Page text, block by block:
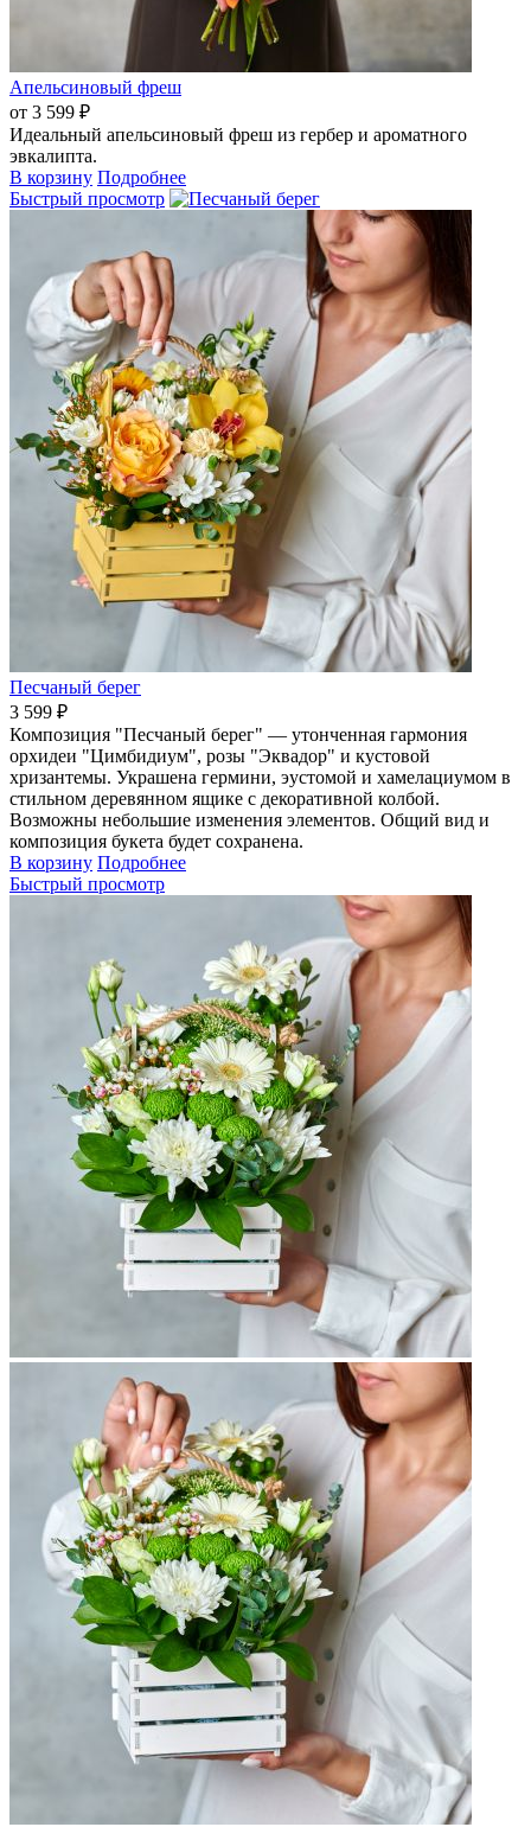
Апельсиновый фреш
от 3 599 ₽
Идеальный апельсиновый фреш из гербер и ароматного
эвкалипта.
В корзину Подробнее
Быстрый просмотр
Песчаный берег
3 599 ₽
Композиция "Песчаный берег" — утонченная гармония
орхидеи "Цимбидиум", розы "Эквадор" и кустовой
хризантемы. Украшена гермини, эустомой и хамелациумом в
стильном деревянном ящике с декоративной колбой.
Возможны небольшие изменения элементов. Общий вид и
композиция букета будет сохранена.
В корзину Подробнее
Быстрый просмотр